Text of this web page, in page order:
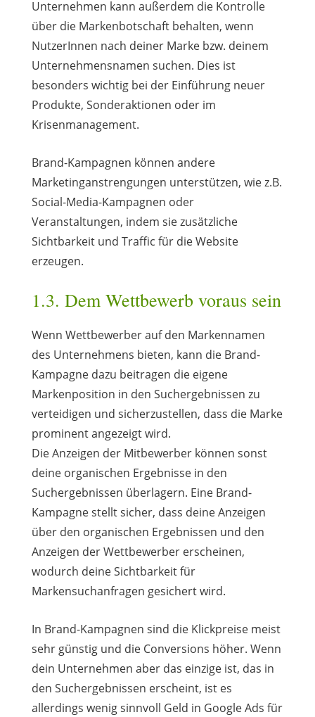
Unternehmen kann außerdem die Kontrolle
über die Markenbotschaft behalten, wenn
NutzerInnen nach deiner Marke bzw. deinem
Unternehmensnamen suchen. Dies ist
besonders wichtig bei der Einführung neuer
Produkte, Sonderaktionen oder im
Krisenmanagement.
Brand-Kampagnen können andere
Marketinganstrengungen unterstützen, wie z.B.
Social-Media-Kampagnen oder
Veranstaltungen, indem sie zusätzliche
Sichtbarkeit und Traffic für die Website
erzeugen.
1.3. Dem Wettbewerb voraus sein
Wenn Wettbewerber auf den Markennamen
des Unternehmens bieten, kann die Brand-
Kampagne dazu beitragen die eigene
Markenposition in den Suchergebnissen zu
verteidigen und sicherzustellen, dass die Marke
prominent angezeigt wird.
Die Anzeigen der Mitbewerber können sonst
deine organischen Ergebnisse in den
Suchergebnissen überlagern. Eine Brand-
Kampagne stellt sicher, dass deine Anzeigen
über den organischen Ergebnissen und den
Anzeigen der Wettbewerber erscheinen,
wodurch deine Sichtbarkeit für
Markensuchanfragen gesichert wird.
In Brand-Kampagnen sind die Klickpreise meist
sehr günstig und die Conversions höher. Wenn
dein Unternehmen aber das einzige ist, das in
den Suchergebnissen erscheint, ist es
allerdings wenig sinnvoll Geld in Google Ads für